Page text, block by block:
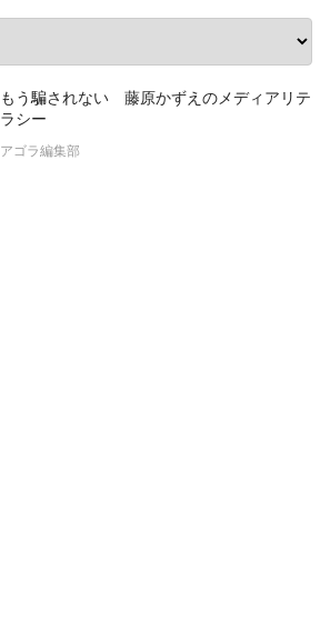
もう騙されない 藤原かずえのメディアリテ
ラシー
アゴラ編集部